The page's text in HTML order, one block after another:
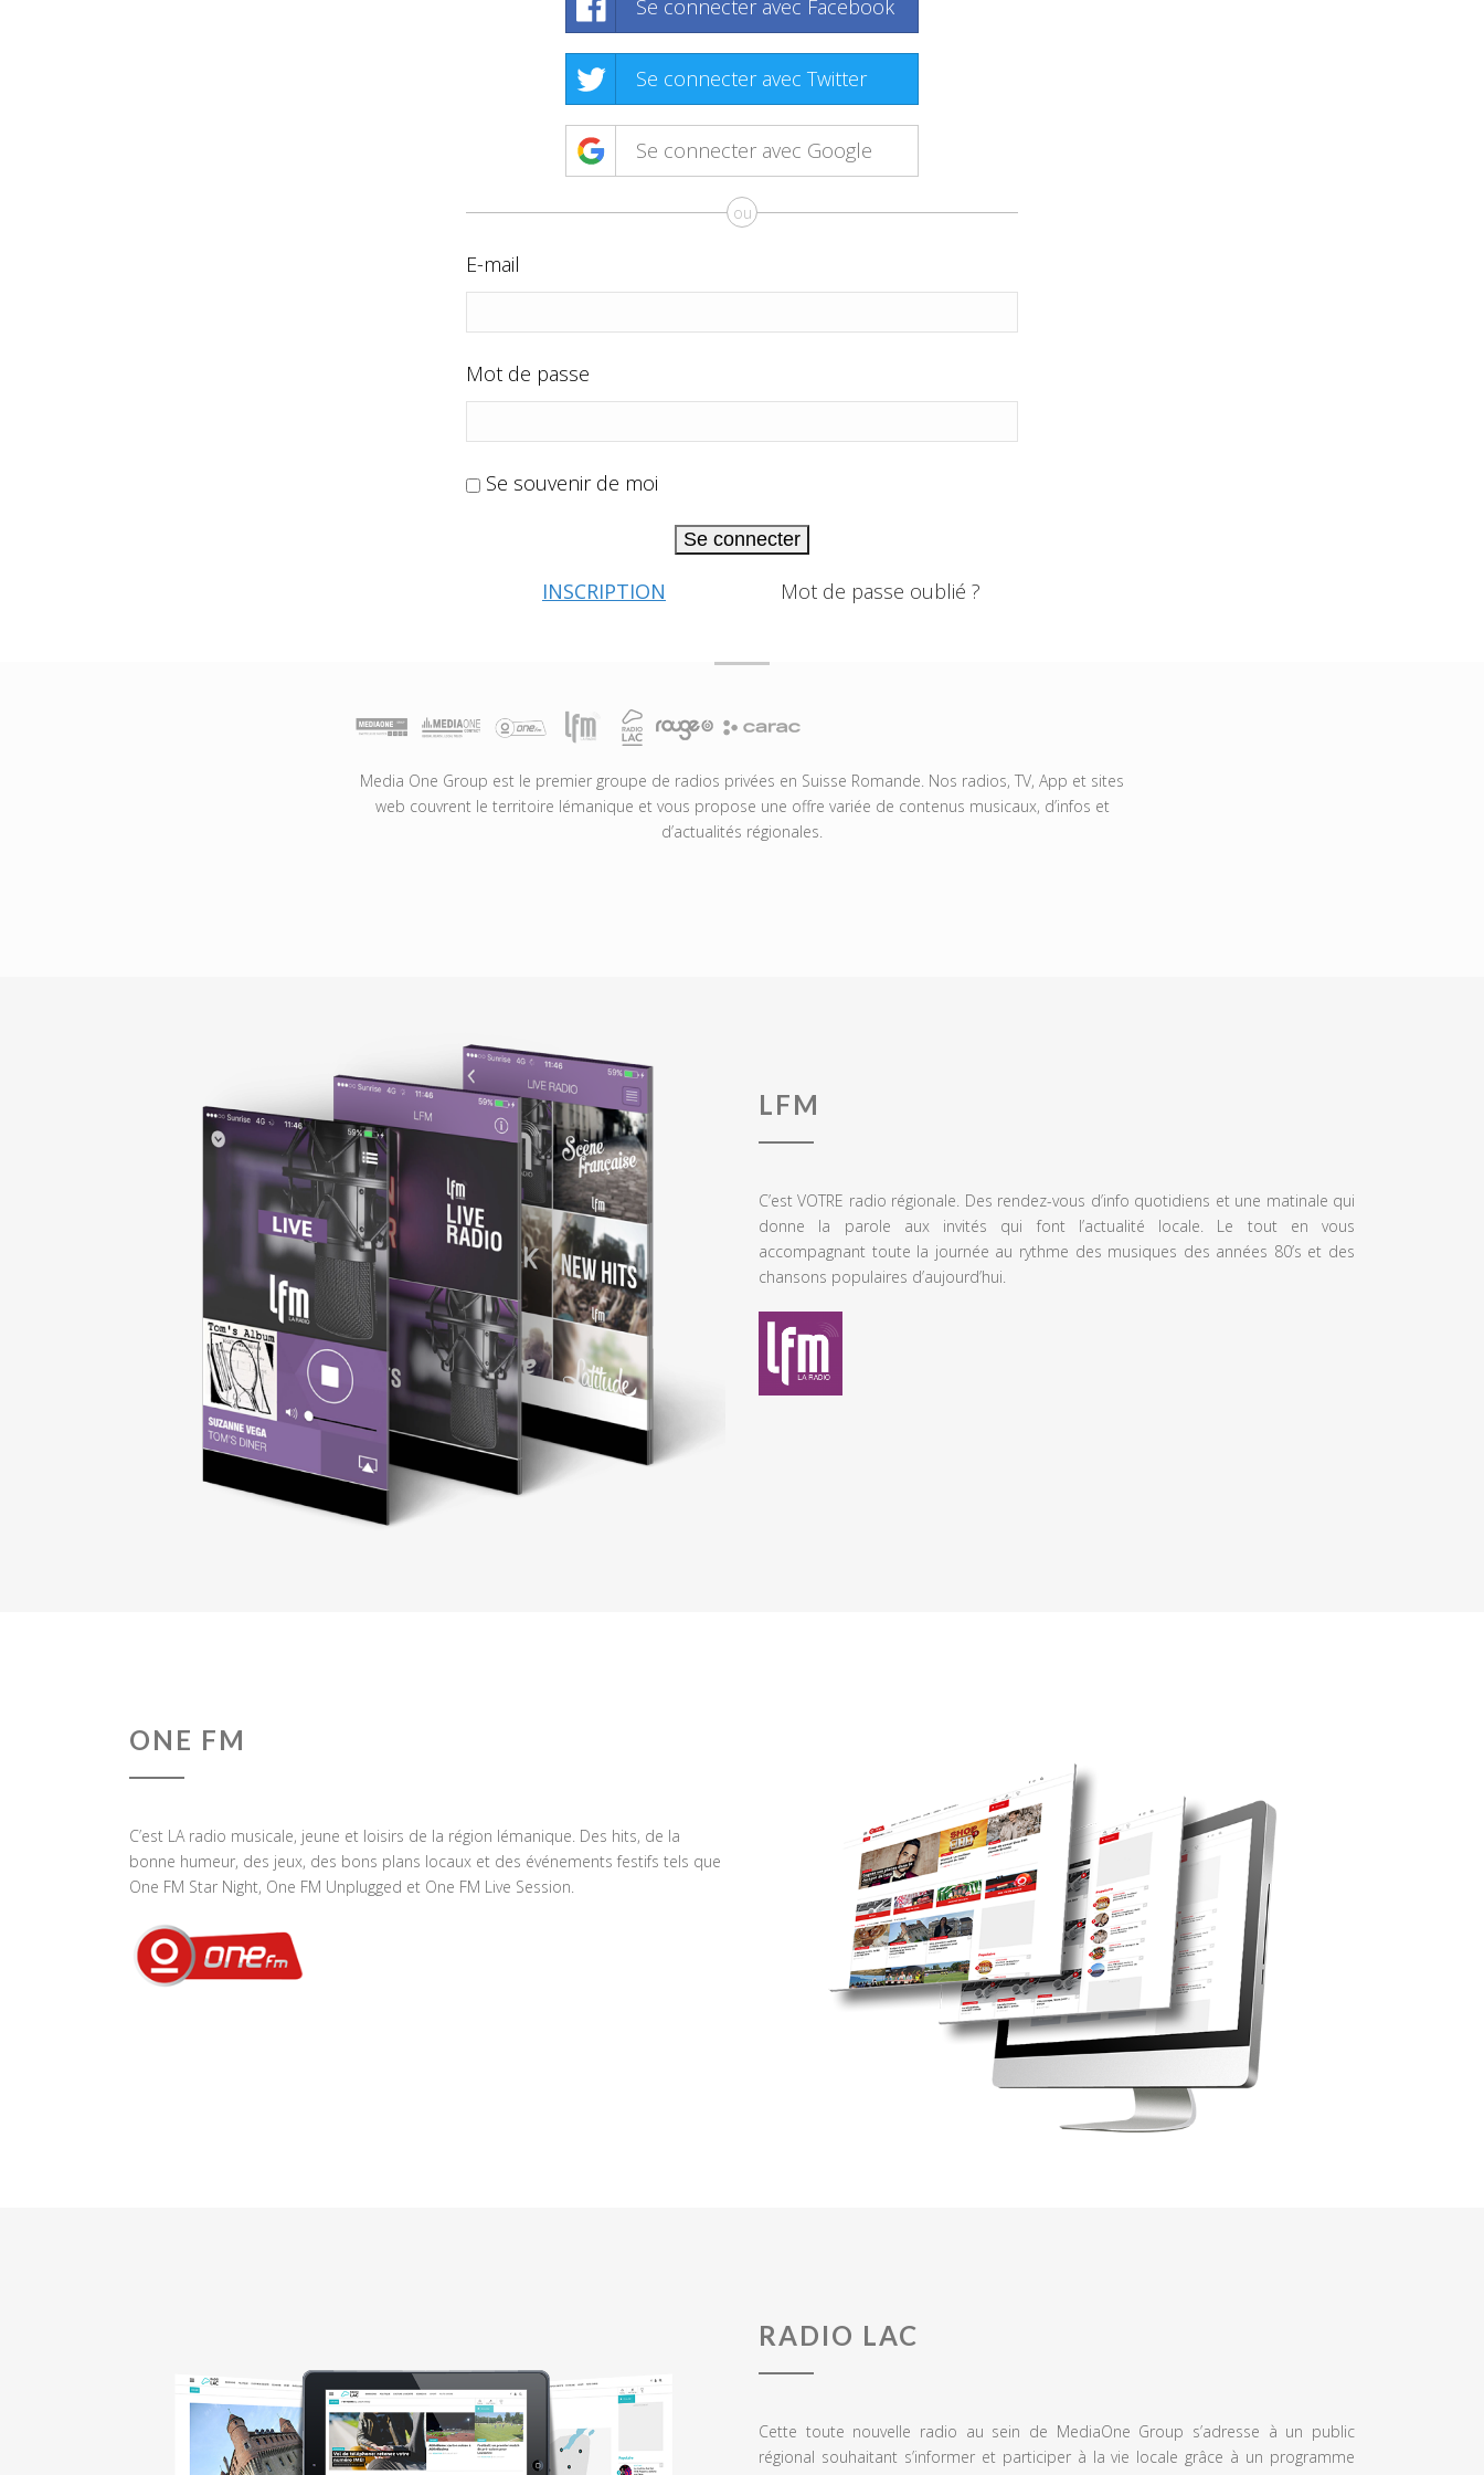
Se connecter avec Facebook
Se connecter avec Twitter
Se connecter avec Google
ou
E-mail
Mot de passe
Se souvenir de moi
Se connecter
INSCRIPTION Mot de passe oublié ?
Media One Group est le premier groupe de radios privées en Suisse Romande. Nos radios, TV, App et sites
web couvrent le territoire lémanique et vous propose une offre variée de contenus musicaux, d’infos et
d’actualités régionales.
LFM
C’est VOTRE radio régionale. Des rendez-vous d’info quotidiens et une matinale qui
donne la parole aux invités qui font l’actualité locale. Le tout en vous
accompagnant toute la journée au rythme des musiques des années 80’s et des
chansons populaires d’aujourd’hui.
ONE FM
C’est LA radio musicale, jeune et loisirs de la région lémanique. Des hits, de la
bonne humeur, des jeux, des bons plans locaux et des événements festifs tels que
One FM Star Night, One FM Unplugged et One FM Live Session.
RADIO LAC
Cette toute nouvelle radio au sein de MediaOne Group s’adresse à un public
régional souhaitant s’informer et participer à la vie locale grâce à un programme